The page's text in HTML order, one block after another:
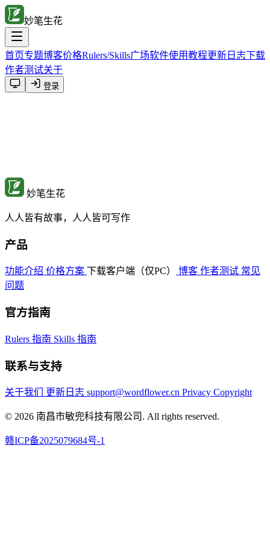
妙笔生花
首页专题博客价格Rulers/Skills广场软件使用教程更新日志下载
作者测试关于
登录
妙笔生花
人人皆有故事，人人皆可写作
产品
功能介绍 价格方案 下载客户端（仅PC） 博客 作者测试 常见
问题
官方指南
Rulers 指南 Skills 指南
联系与支持
关于我们 更新日志 support@wordflower.cn Privacy Copyright
© 2026 南昌市敏兜科技有限公司. All rights reserved.
赣ICP备2025079684号-1